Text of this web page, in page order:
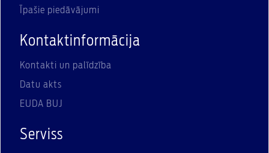
Īpašie piedāvājumi
Kontaktinformācija
Kontakti un palīdzība
Datu akts
EUDA BUJ
Serviss